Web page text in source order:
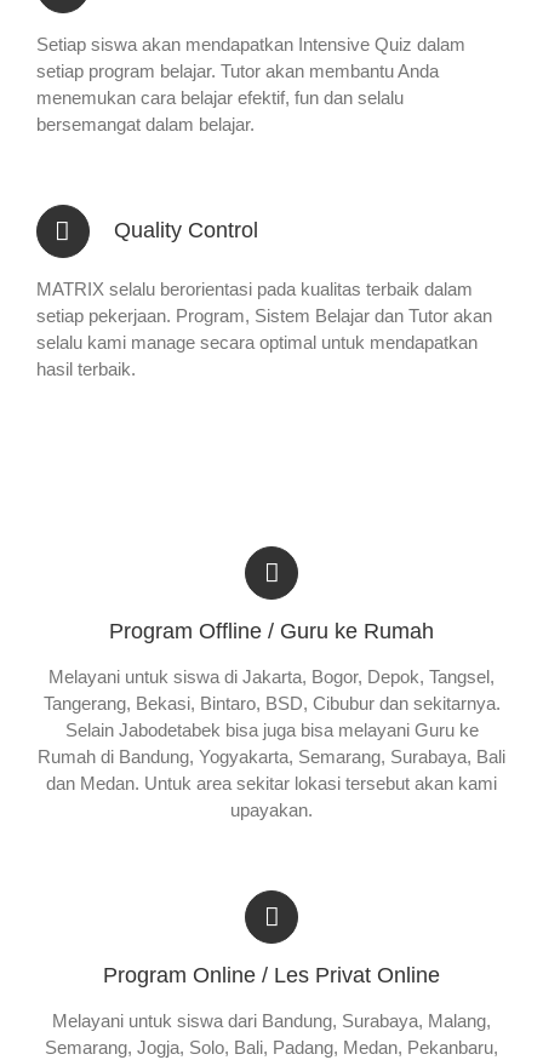
Setiap siswa akan mendapatkan Intensive Quiz dalam
setiap program belajar. Tutor akan membantu Anda
menemukan cara belajar efektif, fun dan selalu
bersemangat dalam belajar.
Quality Control
MATRIX selalu berorientasi pada kualitas terbaik dalam
setiap pekerjaan. Program, Sistem Belajar dan Tutor akan
selalu kami manage secara optimal untuk mendapatkan
hasil terbaik.
Program Offline / Guru ke Rumah
Melayani untuk siswa di Jakarta, Bogor, Depok, Tangsel,
Tangerang, Bekasi, Bintaro, BSD, Cibubur dan sekitarnya.
Selain Jabodetabek bisa juga bisa melayani Guru ke
Rumah di Bandung, Yogyakarta, Semarang, Surabaya, Bali
dan Medan. Untuk area sekitar lokasi tersebut akan kami
upayakan.
Program Online / Les Privat Online
Melayani untuk siswa dari Bandung, Surabaya, Malang,
Semarang, Jogja, Solo, Bali, Padang, Medan, Pekanbaru,